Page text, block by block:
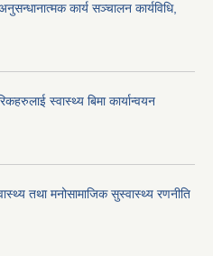
कार्य सञ्चालन कार्यविधि,
स्वास्थ्य बिमा कार्यान्वयन
तथा मनोसामाजिक सुस्वास्थ्य रणनीति